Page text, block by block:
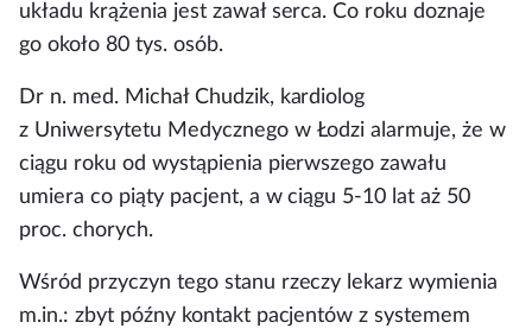
układu krążenia jest zawał serca.Co roku doznaje
go około 80 tys. osób.
Dr n. med. Michał Chudzik, kardiolog
z Uniwersytetu Medycznego w Łodzi alarmuje, żew
ciągu roku od wystąpienia pierwszego zawału
umiera co piąty pacjent, a w ciągu 5-10 lat aż 50
proc. chorych.
Wśród przyczyn tego stanu rzeczy lekarz wymienia
m.in.: zbyt późny kontakt pacjentów z systemem